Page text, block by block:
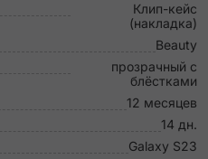
Клип-кейс
(накладка)
Beauty
прозрачный с
блёстками
12 месяцев
14 дн.
Galaxy S23